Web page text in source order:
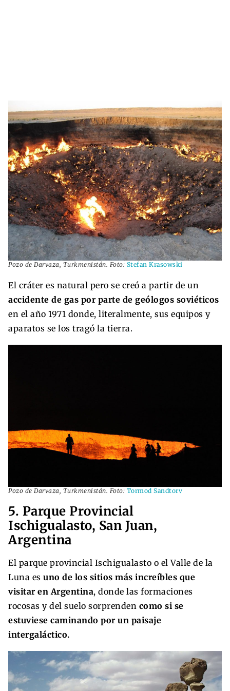
Pozo de Darvaza, Turkmenistán. Foto: Stefan Krasowski
El cráter es natural pero se creó a partir de un
accidente de gas por parte de geólogos soviéticos
en el año 1971 donde, literalmente, sus equipos y
aparatos se los tragó la tierra.
Pozo de Darvaza, Turkmenistán. Foto: Tormod Sandtorv
5. Parque Provincial
Ischigualasto, San Juan,
Argentina
El parque provincial Ischigualasto o el Valle de la
Luna es uno de los sitios más increíbles que
visitar en Argentina, donde las formaciones
rocosas y del suelo sorprenden como si se
estuviese caminando por un paisaje
intergaláctico.